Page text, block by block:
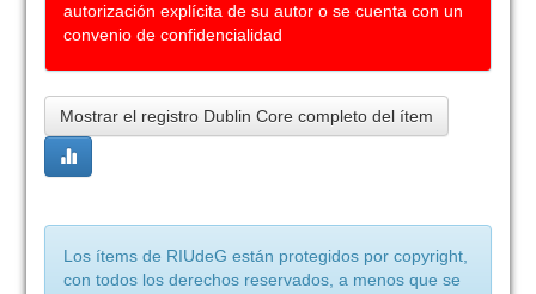
autorización explícita de su autor o se cuenta con un
convenio de confidencialidad
Mostrar el registro Dublin Core completo del ítem
Los ítems de RIUdeG están protegidos por copyright,
con todos los derechos reservados, a menos que se